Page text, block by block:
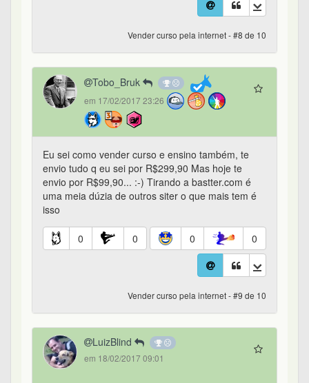
Vender curso pela internet - #8 de 10
Tobo_Bruk
em 17/02/2017 23:26
Eu sei como vender curso e ensino também, te
envio tudo q eu sei por R$299,90 Mas hoje te
envio por R$99,90... :-) Tirando a bastter.com é
uma meia dúzia de outros siter o que mais tem é
isso
0 0 0 0
Vender curso pela internet - #9 de 10
LuizBlind
em 18/02/2017 09:01